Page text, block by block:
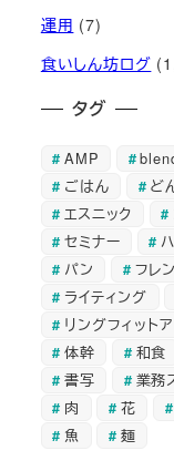
運用 (7)
食いしん坊ログ
タグ
AMP
ごはん
ど
エスニック
セミナー
パン
フレ
ライティング
リングフィット
体幹
和食
書写
業務
肉
花
魚
麺